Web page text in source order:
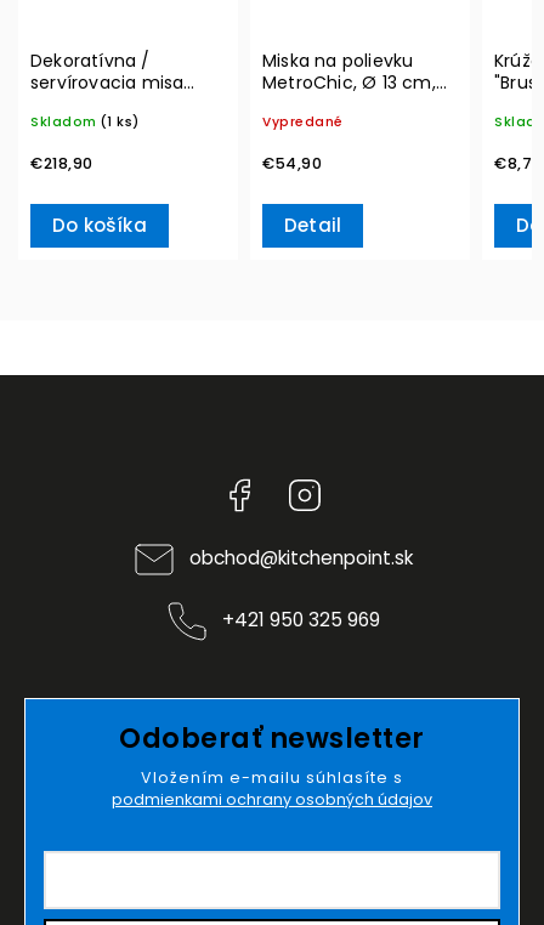
Dekoratívna /
servírovacia misa
Villeroy & Boch
Skladom (1 ks)
€218,90
Do košíka
Miska na polievku
MetroChic, Ø 13 cm,
Boch
Vypredané
€54,90
Detail
€8,70
Facebook
obchod@kitchenpoint.sk
+421 950 325 969
Odoberať newsletter
Vložením e-mailu súhlasíte s
podmienkami ochrany osobných údajov